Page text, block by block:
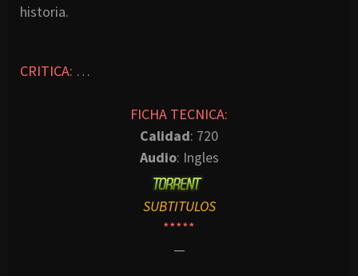
historia.
CRITICA: …
FICHA TECNICA:
Calidad: 720
Audio: Ingles
SUBTITULOS
*****
—